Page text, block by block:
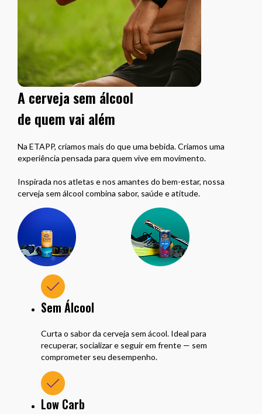
A cerveja sem álcool
de quem vai além
Na ETAPP, criamos mais do que uma bebida. Criamos uma
experiência pensada para quem vive em movimento.
Inspirada nos atletas e nos amantes do bem-estar, nossa
cerveja sem álcool combina sabor, saúde e atitude.
Sem Álcool
Curta o sabor da cerveja sem ácool. Ideal para
recuperar, socializar e seguir em frente — sem
comprometer seu desempenho.
Low Carb